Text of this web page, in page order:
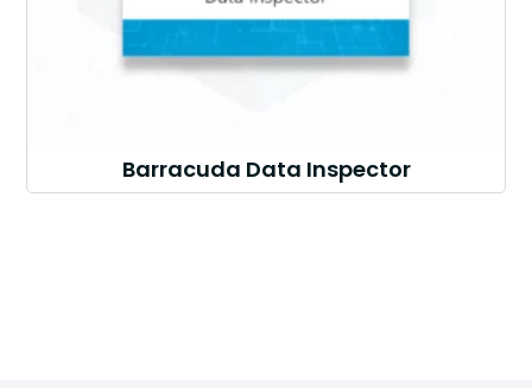
Barracuda Data Inspector